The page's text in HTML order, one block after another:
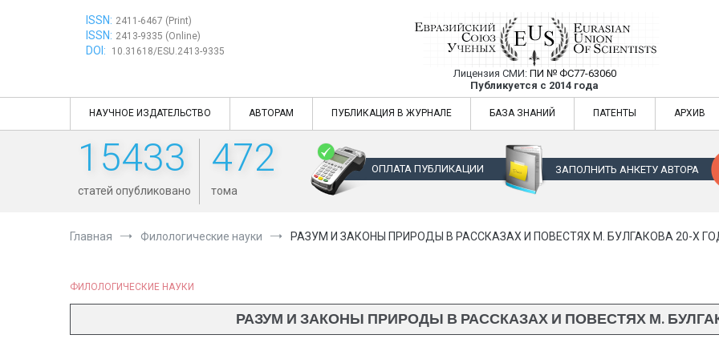
ISSN: 2411-6467 (Print)
ISSN: 2413-9335 (Online)
DOI: 10.31618/ESU.2413-9335
Евразийский Союз Ученых —
Лицензия СМИ: ПИ № ФС77-63060
Публикуется с 2014 года
Евразийский Союз Ученых — публикация научных статей в
НАУЧНОЕ ИЗДАТЕЛЬСТВО АВТОРАМ ПУБЛИКАЦИЯ В ЖУРНАЛЕ БАЗА ЗНАНИЙ ПАТЕНТЫ АРХИВ
15433
статей опубликовано
472
тома
ОПЛАТА ПУБЛИКАЦИИ ЗАПОЛНИТЬ АНКЕТУ АВТОРА
Главная Филологические науки РАЗУМ И ЗАКОНЫ ПРИРОДЫ В РАССКАЗАХ И ПОВЕСТЯХ М. БУЛГАКОВА 20-Х
ФИЛОЛОГИЧЕСКИЕ НАУКИ
РАЗУМ И ЗАКОНЫ ПРИРОДЫ В РАССКАЗАХ И ПОВЕСТЯХ М.